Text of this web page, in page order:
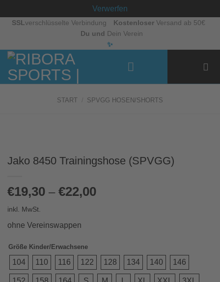
Verwerfen
ZumSSL verschlüsselte Verbindung KostenloserVersand ab 50€
Du und Dein Verein
✨
START SPVGG HOSEN/SHORTS
Jako 8450 Trainingshose (SPVGG)
€19,30 – €22,00
inkl. MwSt.
ohne Vereinswappen
Größe Kinder/Erwachsene
104 110 116 122 128 134 140 146